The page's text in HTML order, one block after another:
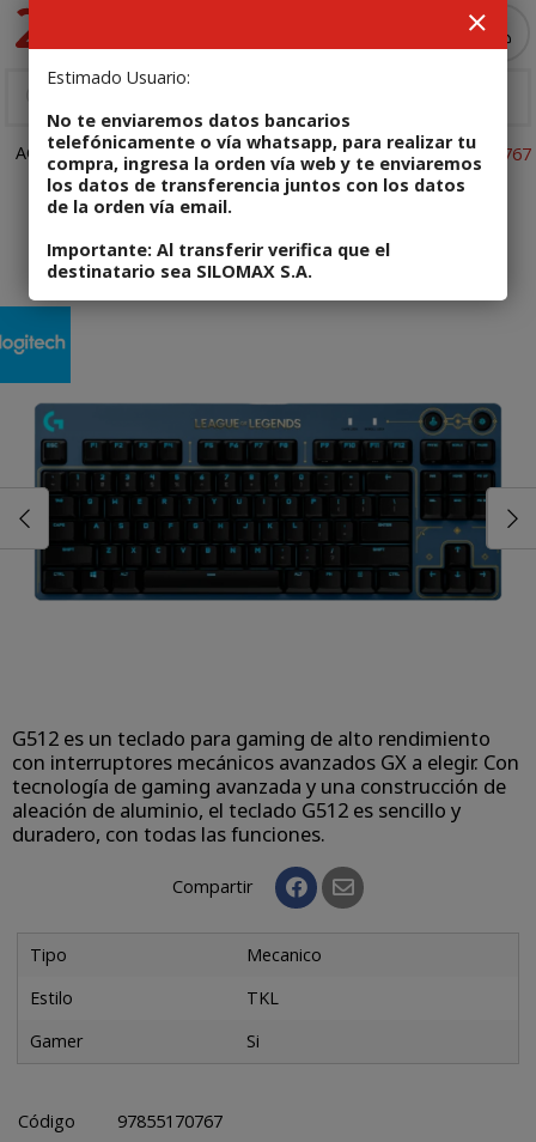
Estimado Usuario:
No te enviaremos datos bancarios
telefónicamente o vía whatsapp, para realizar tu
compra, ingresa la orden vía web y te enviaremos
los datos de transferencia juntos con los datos
de la orden vía email.
Importante: Al transferir verifica que el
destinatario sea SILOMAX S.A.
ACCESORIOS Teclado, mouse y combos Código: 97855170767
Teclado Gamer Logitech Pro Series
League of Legends
G512 es un teclado para gaming de alto rendimiento
con interruptores mecánicos avanzados GX a elegir. Con
tecnología de gaming avanzada y una construcción de
aleación de aluminio, el teclado G512 es sencillo y
duradero, con todas las funciones.
Compartir
Tipo
Mecanico
Estilo
TKL
Gamer
Si
Código
97855170767